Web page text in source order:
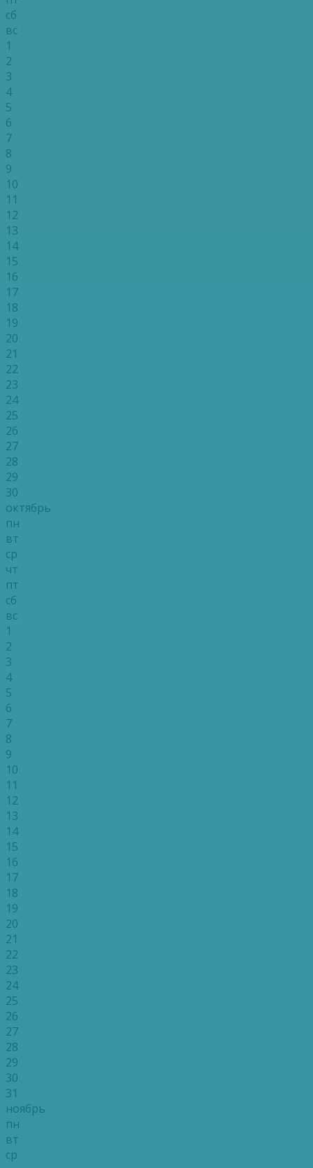
сб
вс
1
2
3
4
5
6
7
8
9
10
11
12
13
14
15
16
17
18
19
20
21
22
23
24
25
26
27
28
29
30
октябрь
пн
вт
ср
чт
пт
сб
вс
1
2
3
4
5
6
7
8
9
10
11
12
13
14
15
16
17
18
19
20
21
22
23
24
25
26
27
28
29
30
31
ноябрь
пн
вт
ср